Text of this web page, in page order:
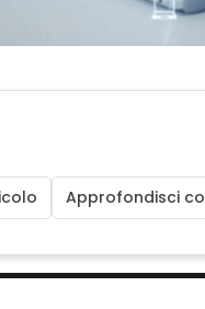
Approfondisci